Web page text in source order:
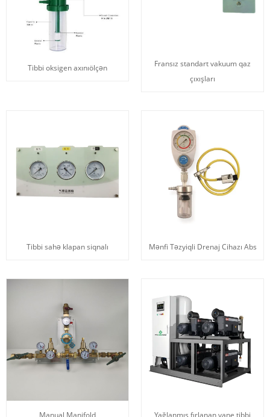
Tibbi oksigen axınıölçən
Fransız standart vakuum qaz
çıxışları
Tibbi sahə klapan siqnalı Mənfi Təzyiqli Drenaj Cihazı Abs